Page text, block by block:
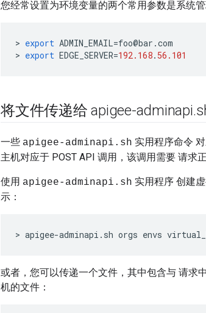
您经常设置为环境变量的两个常用参数是系统
> export ADMIN_EMAIL=foo@bar .com
> export EDGE_SERVER=192.168. 56.101
将文件传递给 apigee-adminapi.
一些 apigee-adminapi.sh 实用程序命令
主机对应于 POST API 调用，该调用需要 请求正
使用 apigee-adminapi.sh 实用程序 创建
示：
> apigee-adminapi . sh orgs envs
或者，您可以传递一个文件，其中包含与 请求
机的文件：